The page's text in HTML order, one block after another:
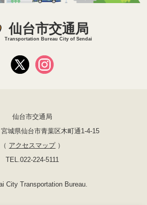
仙台市交通局
Transportation Bureau City of Sendai
仙台市交通局
城県仙台市青葉区木町通1-4-15
（ アクセスマップ）
TEL.022-224-5111
City Transportation Bureau.